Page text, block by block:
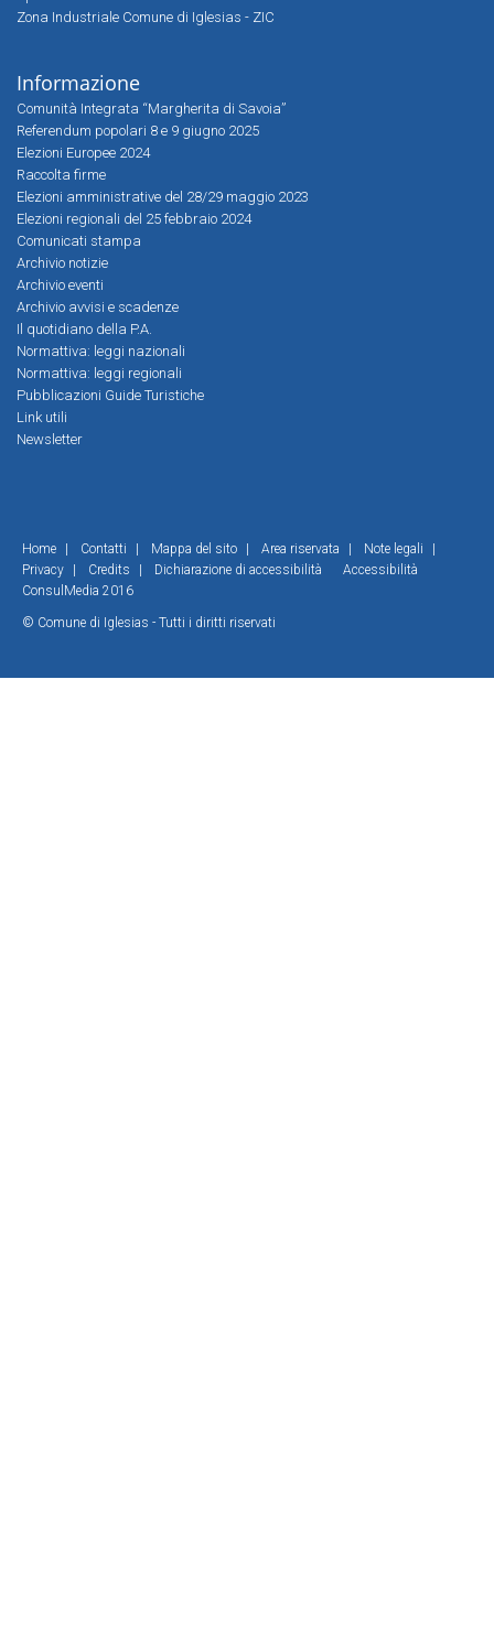
Zona Industriale Comune di Iglesias - ZIC
Informazione
Comunità Integrata “Margherita di Savoia”
Referendum popolari 8 e 9 giugno 2025
Elezioni Europee 2024
Raccolta firme
Elezioni amministrative del 28/29 maggio 2023
Elezioni regionali del 25 febbraio 2024
Comunicati stampa
Archivio notizie
Archivio eventi
Archivio avvisi e scadenze
Il quotidiano della P.A.
Normattiva: leggi nazionali
Normattiva: leggi regionali
Pubblicazioni Guide Turistiche
Link utili
Newsletter
Home Contatti Mappa del sito Area riservata Note legali
Privacy
Credits Dichiarazione di accessibilità
Accessibilità
ConsulMedia 2016
© Comune di Iglesias - Tutti i diritti riservati